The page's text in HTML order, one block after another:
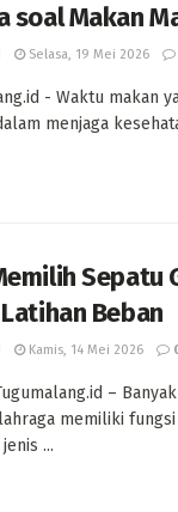
soal Makan
Selasa, 19 Mei 2026
- Waktu makan
menjaga
Sepatu
Beban
Kamis, 14 Mei 2026
–
memiliki
...